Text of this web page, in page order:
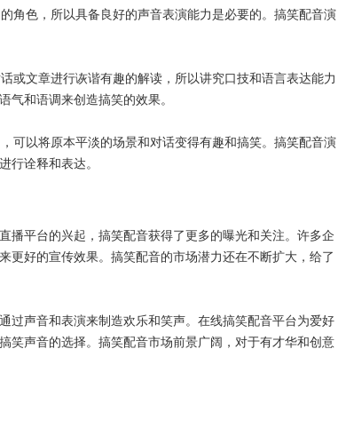
角色，所以具备良好的声音表演能力是必要的。搞笑配音演
或文章进行诙谐有趣的解读，所以讲究口技和语言表达能力
和语调来创造搞笑的效果。
可以将原本平淡的场景和对话变得有趣和搞笑。搞笑配音演
行诠释和表达。
播平台的兴起，搞笑配音获得了更多的曝光和关注。许多企
更好的宣传效果。搞笑配音的市场潜力还在不断扩大，给了
过声音和表演来制造欢乐和笑声。在线搞笑配音平台为爱好
笑声音的选择。搞笑配音市场前景广阔，对于有才华和创意